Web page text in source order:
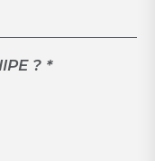
? *